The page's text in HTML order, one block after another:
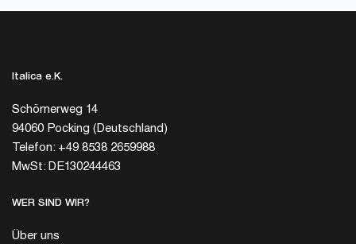
Italica e.K.
Schömerweg 14
94060 Pocking (Deutschland)
Telefon: +49 8538 2659988
MwSt: DE130244463
WER SIND WIR?
Über uns